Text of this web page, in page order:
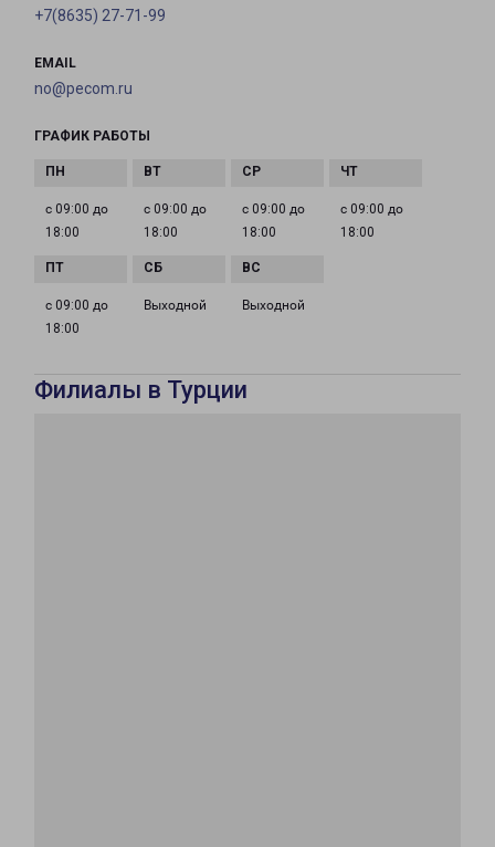
+7(8635) 27-71-99
EMAIL
no@pecom.ru
ГРАФИК РАБОТЫ
с 09:00 до
18:00
с 09:00 до
18:00
с 09:00 до
18:00
с 09:00 до
18:00
с 09:00 до
18:00
Выходной Выходной
Филиалы в Турции